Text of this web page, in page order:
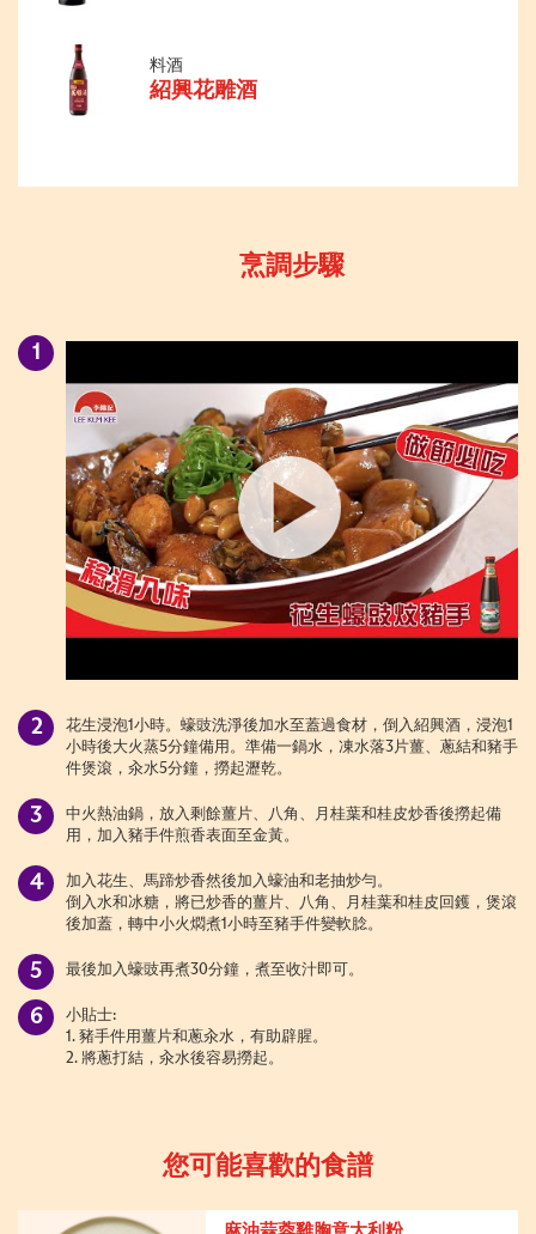
料酒
紹興花雕酒
烹調步驟
花生浸泡1小時。蠔豉洗淨後加水至蓋過食材，倒入紹興酒，浸泡1
小時後大火蒸5分鐘備用。準備一鍋水，凍水落3片薑、蔥結和豬手
件煲滾，汆水5分鐘，撈起瀝乾。
中火熱油鍋，放入剩餘薑片、八角、月桂葉和桂皮炒香後撈起備
用，加入豬手件煎香表面至金黃。
加入花生、馬蹄炒香然後加入蠔油和老抽炒勻。
倒入水和冰糖，將已炒香的薑片、八角、月桂葉和桂皮回鑊，煲滾
後加蓋，轉中小火燜煮1小時至豬手件變軟腍。
最後加入蠔豉再煮30分鐘，煮至收汁即可。
小貼士:
1. 豬手件用薑片和蔥汆水，有助辟腥。
2. 將蔥打結，汆水後容易撈起。
您可能喜歡的食譜